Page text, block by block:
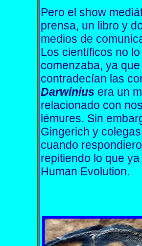
Pero el show
prensa, un libro y
medios de
Los científicos no
comenzaba, ya
contradecían las
Darwinius era un
relacionado con
lémures. Sin
Gingerich y
cuando
repitiendo lo que
Human Evolution.